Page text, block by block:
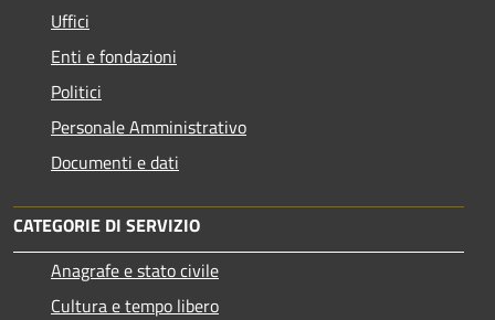
Uffici
Enti e fondazioni
Politici
Personale Amministrativo
Documenti e dati
CATEGORIE DI SERVIZIO
Anagrafe e stato civile
Cultura e tempo libero